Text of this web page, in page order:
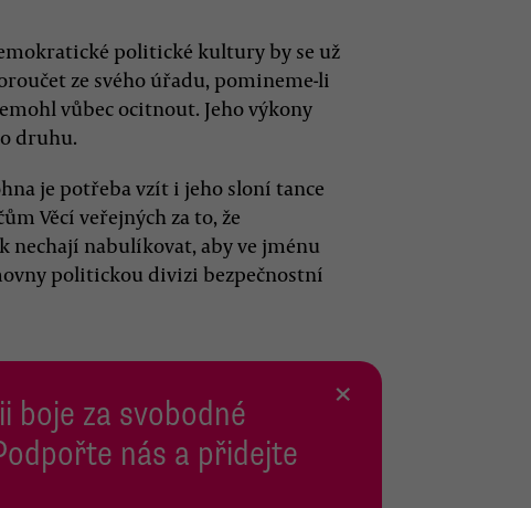
politické kultury by se už
ze svého úřadu, pomineme-li
vůbec ocitnout. Jeho výkony
druhu.
je potřeba vzít i jeho sloní tance
Věcí veřejných za to, že
nechají nabulíkovat, aby ve jménu
politickou divizi bezpečnostní
boje za svobodné
nás a přidejte
×